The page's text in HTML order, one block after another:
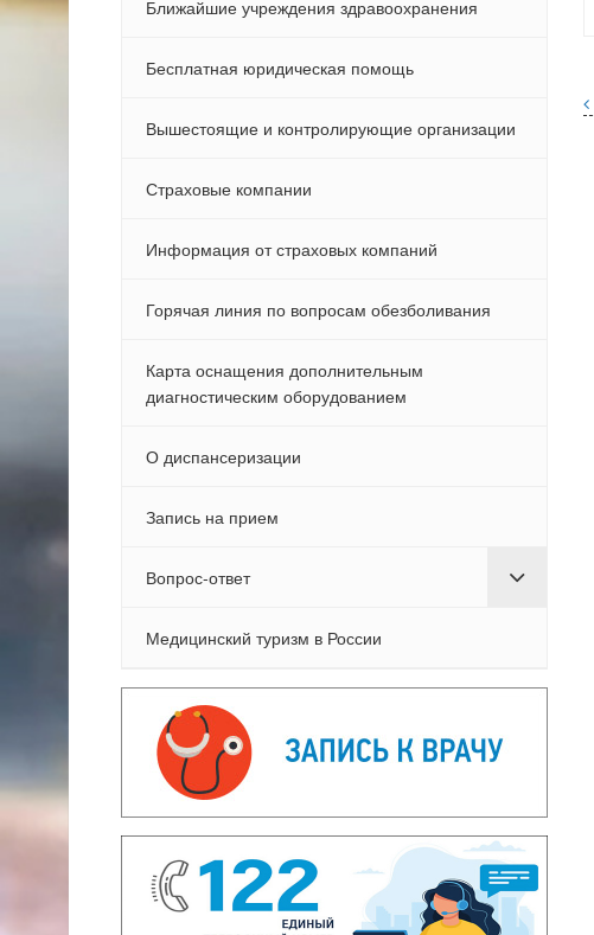
Ближайшие учреждения здравоохранения
Бесплатная юридическая помощь
Вышестоящие и контролирующие организации
Страховые компании
Информация от страховых компаний
Горячая линия по вопросам обезболивания
Карта оснащения дополнительным
диагностическим оборудованием
О диспансеризации
Запись на прием
Вопрос-ответ
Медицинский туризм в России